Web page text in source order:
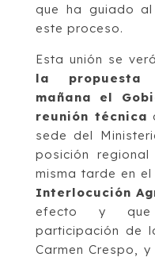
que ha guiado
este proceso.
Esta unión se
la propuesta
mañana el
reunión técnica
sede del
posición
misma tarde en
Interlocución
efecto y
participación de
Carmen Crespo,